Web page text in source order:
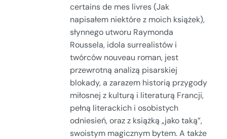
certains de mes livres (Jak
napisałem niektóre z moich książek),
słynnego utworu Raymonda
Roussela, idola surrealistów i
twórców nouveau roman, jest
przewrotną analizą pisarskiej
blokady, a zarazem historią przygody
miłosnej z kulturą i literaturą Francji,
pełną literackich i osobistych
odniesień, oraz z książką „jako taką”,
swoistym magicznym bytem. A także